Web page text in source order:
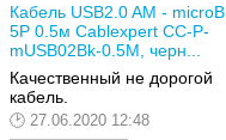
Кабель USB2.0 AM - microB
5P 0.5м Cablexpert CC-P-
mUSB02Bk-0.5M, черн...
Качественный не дорогой
кабель.
27.06.2020 12:48